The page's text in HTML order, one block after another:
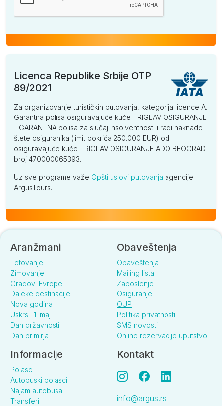
Licenca Republike Srbije OTP
89/2021
Za organizovanje turističkih putovanja, kategorija licence A.
Garantna polisa osiguravajuće kuće TRIGLAV OSIGURANJE
- GARANTNA polisa za slučaj insolventnosti i radi naknade
štete osiguranika (limit pokrića 250.000 EUR) od
osiguravajuće kuće TRIGLAV OSIGURANJE ADO BEOGRAD
broj 470000065393.
Uz sve programe važe Opšti uslovi putovanja agencije
ArgusTours.
Aranžmani
Letovanje
Zimovanje
Gradovi Evrope
Daleke destinacije
Nova godina
Uskrs i 1. maj
Dan državnosti
Dan primirja
Obaveštenja
Obaveštenja
Mailing lista
Zaposlenje
Osiguranje
OUP
Politika privatnosti
SMS novosti
Online rezervacije uputstvo
Informacije
Polasci
Autobuski polasci
Najam autobusa
Transferi
Kontakt
info@argus.rs